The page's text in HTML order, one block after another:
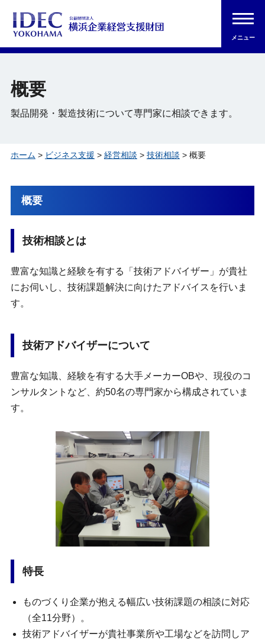
メニュー
概要
製品開発・製造技術について専門家に相談できます。
ホーム > ビジネス支援 > 経営相談 > 技術相談 > 概要
概要
技術相談とは
豊富な知識と経験を有する「技術アドバイザー」が貴社
にお伺いし、技術課題解決に向けたアドバイスを行いま
す。
技術アドバイザーについて
豊富な知識、経験を有する大手メーカーOBや、現役のコ
ンサルタントなど、約50名の専門家から構成されていま
す。
特長
ものづくり企業が抱える幅広い技術課題の相談に対応
（全11分野）。
技術アドバイザーが貴社事業所や工場などを訪問しア